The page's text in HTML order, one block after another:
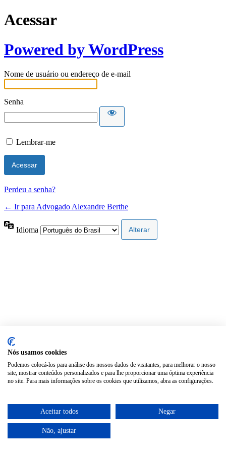
Acessar
Powered by WordPress
Nome de usuário ou endereço de e-mail
Senha
Lembrar-me
Perdeu a senha?
← Ir para Advogado Alexandre Berthe
Idioma
Nós usamos cookies
Podemos colocá-los para análise dos nossos dados de visitantes, para melhorar o nosso
site, mostrar conteúdos personalizados e para lhe proporcionar uma óptima experiência
no site. Para mais informações sobre os cookies que utilizamos, abra as configurações.
Aceitar todos Negar
Não, ajustar